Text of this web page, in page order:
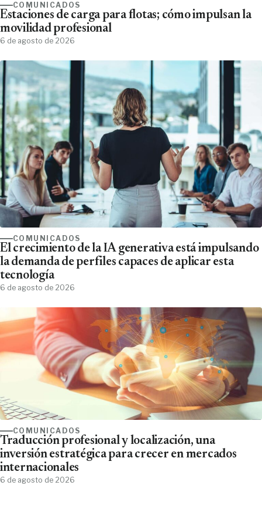
COMUNICADOS
Estaciones de carga para flotas; cómo impulsan la
movilidad profesional
6 de agosto de 2026
COMUNICADOS
El crecimiento de la IA generativa está impulsando
la demanda de perfiles capaces de aplicar esta
tecnología
6 de agosto de 2026
COMUNICADOS
Traducción profesional y localización, una
inversión estratégica para crecer en mercados
internacionales
6 de agosto de 2026